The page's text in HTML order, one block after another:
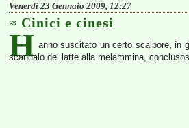
Venerdì 23 Gennaio 2009, 12:27
Cinici e cinesi
H anno suscitato un certo scalpore, in
scandalo del latte alla melammina,